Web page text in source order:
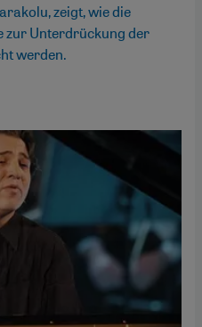
zeigt, wie die
zur Unterdrückung der
werden.